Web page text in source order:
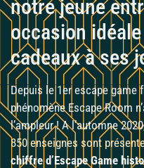
notre jeune
occasion
cadeaux à ses
Depuis le 1er escape game
phénomène Escape Room
l’ampleur ! A l’automne
850 enseignes sont
chiffre d’Escape Game